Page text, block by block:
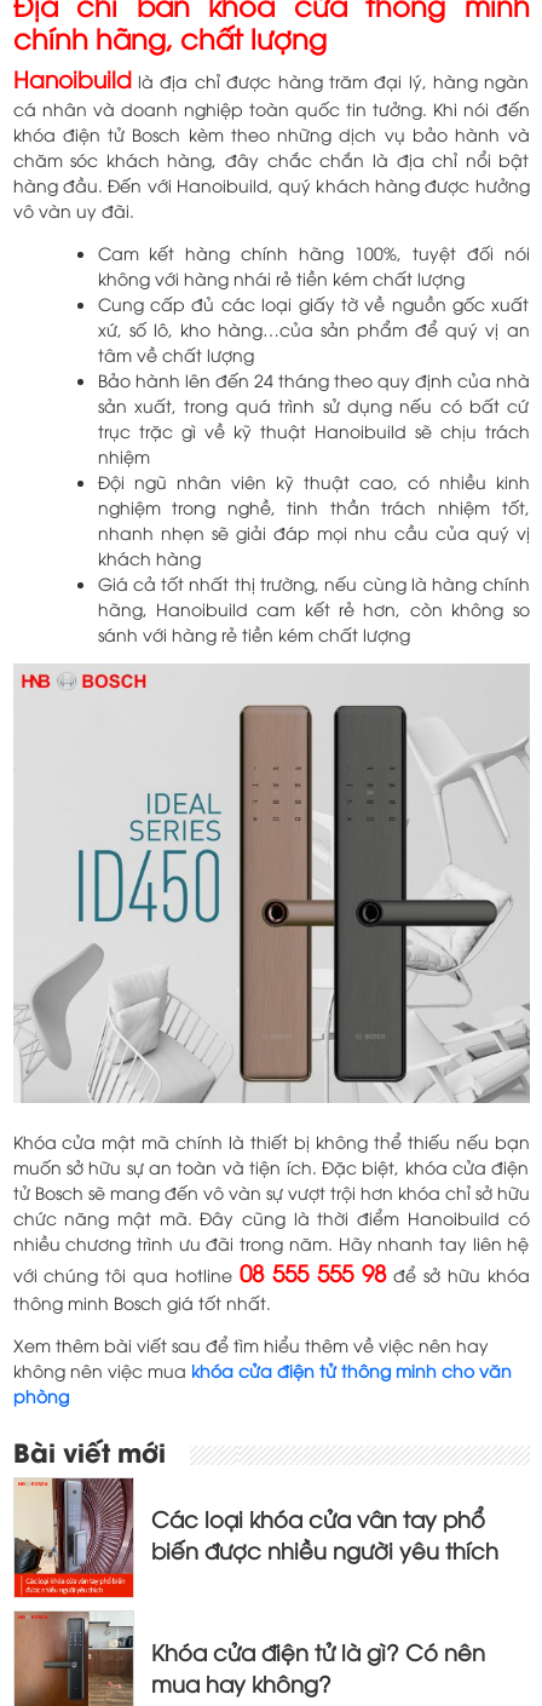
chính hãng, chất lượng
Hanoibuild là địa chỉ được hàng trăm đại lý, hàng ngàn
cá nhân và doanh nghiệp toàn quốc tin tưởng. Khi nói đến
khóa điện tử Bosch kèm theo những dịch vụ bảo hành và
chăm sóc khách hàng, đây chắc chắn là địa chỉ nổi bật
hàng đầu. Đến với Hanoibuild, quý khách hàng được hưởng
vô vàn uy đãi.
Cam kết hàng chính hãng 100%, tuyệt đối nói
không với hàng nhái rẻ tiền kém chất lượng
Cung cấp đủ các loại giấy tờ về nguồn gốc xuất
xứ, số lô, kho hàng…của sản phẩm để quý vị an
tâm về chất lượng
Bảo hành lên đến 24 tháng theo quy định của nhà
sản xuất, trong quá trình sử dụng nếu có bất cứ
trục trặc gì về kỹ thuật Hanoibuild sẽ chịu trách
nhiệm
Đội ngũ nhân viên kỹ thuật cao, có nhiều kinh
nghiệm trong nghề, tinh thần trách nhiệm tốt,
nhanh nhẹn sẽ giải đáp mọi nhu cầu của quý vị
khách hàng
Giá cả tốt nhất thị trường, nếu cùng là hàng chính
hãng, Hanoibuild cam kết rẻ hơn, còn không so
sánh với hàng rẻ tiền kém chất lượng
Khóa cửa mật mã chính là thiết bị không thể thiếu nếu bạn
muốn sở hữu sự an toàn và tiện ích. Đặc biệt, khóa cửa điện
tử Bosch sẽ mang đến vô vàn sự vượt trội hơn khóa chỉ sở hữu
chức năng mật mã. Đây cũng là thời điểm Hanoibuild có
nhiều chương trình ưu đãi trong năm. Hãy nhanh tay liên hệ
với chúng tôi qua hotline08 555 555 98để sở hữu khóa
thông minh Bosch giá tốt nhất.
Xem thêm bài viết sau để tìm hiểu thêm về việc nên hay
không nên việc mua khóa cửa điện tử thông minh cho văn
phòng
Điều
hướng
bài
viết
Bài viết mới
Các loại khóa cửa vân tay phổ
biến được nhiều người yêu thích
Khóa cửa điện tử là gì? Có nên
mua hay không?